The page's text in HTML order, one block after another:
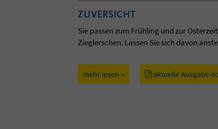
ZUVERSICHT
Sie passen zum Frühling und zur
Zieglerschen. Lassen Sie sich davon
mehr lesen » aktuelle Ausgabe